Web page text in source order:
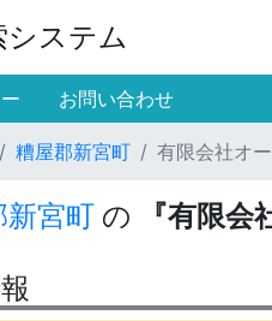
システム
お問い合わせ
糟屋郡新宮町 有限会社オ
新宮町 の 『有限会